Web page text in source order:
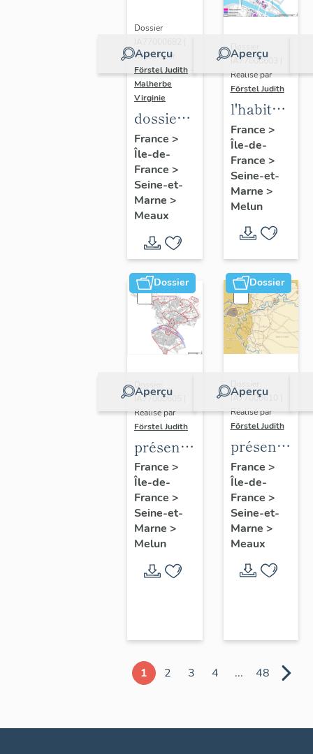
Aperçu
Dossier
Réalisé par
Förstel Judith
Malherbe
Virginie
dossier
collectif
sur les
cours
communes
du
Faubourg
Saint-
Nicolas
France >
Île-de-
France >
Seine-et-
Marne >
Meaux
Aperçu
IA77000603 |
Réalisé par
Förstel Judith
l'habitat
à Melun
France >
Île-de-
France >
Seine-et-
Marne >
Melun
Dossier
Aperçu
IA77000605 |
Réalisé par
Förstel Judith
présentation
de
l'étude
du
patrimoine
de
Melun
France >
Île-de-
France >
Seine-et-
Marne >
Melun
Dossier
Aperçu
IA77000610 |
Réalisé par
Förstel Judith
de
l'étude
du
patrimoine
de
Meaux
France >
Île-de-
France >
Seine-et-
Marne >
Meaux
1 2 3 4 ... 48